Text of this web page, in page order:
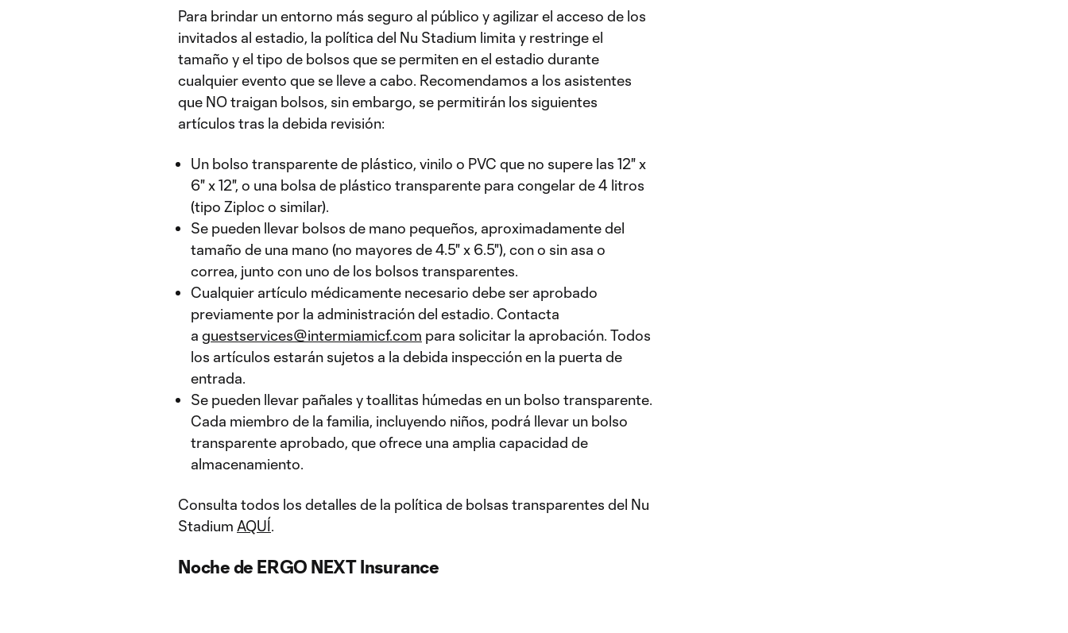
Para brindar un entorno más seguro al público y agilizar el acceso de los
invitados al estadio, la política del Nu Stadium limita y restringe el
tamaño y el tipo de bolsos que se permiten en el estadio durante
cualquier evento que se lleve a cabo. Recomendamos a los asistentes
que NO traigan bolsos, sin embargo, se permitirán los siguientes
artículos tras la debida revisión:
Un bolso transparente de plástico, vinilo o PVC que no supere las 12" x
6" x 12", o una bolsa de plástico transparente para congelar de 4 litros
(tipo Ziploc o similar).
Se pueden llevar bolsos de mano pequeños, aproximadamente del
tamaño de una mano (no mayores de 4.5" x 6.5"), con o sin asa o
correa, junto con uno de los bolsos transparentes.
Cualquier artículo médicamente necesario debe ser aprobado
previamente por la administración del estadio. Contacta
a guestservices@intermiamicf.com para solicitar la aprobación. Todos
los artículos estarán sujetos a la debida inspección en la puerta de
entrada.
Se pueden llevar pañales y toallitas húmedas en un bolso transparente.
Cada miembro de la familia, incluyendo niños, podrá llevar un bolso
transparente aprobado, que ofrece una amplia capacidad de
almacenamiento.
Consulta todos los detalles de la política de bolsas transparentes del Nu
Stadium AQUÍ.
Noche de ERGO NEXT Insurance